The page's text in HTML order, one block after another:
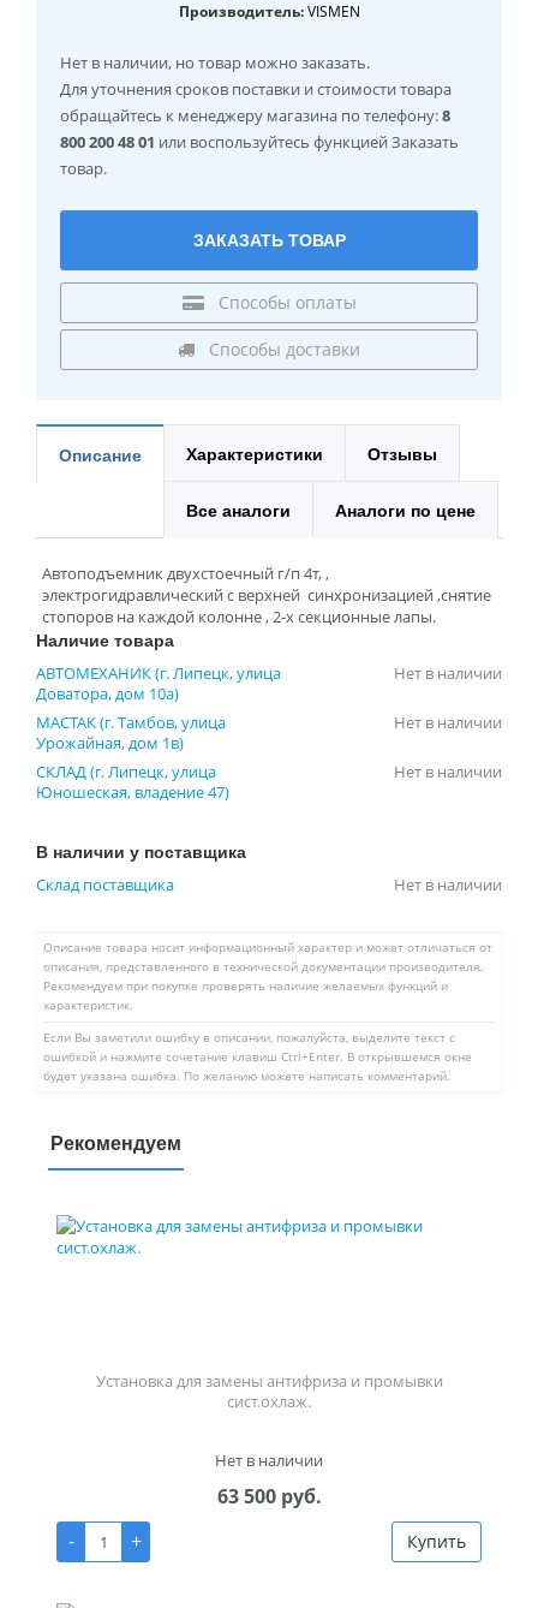
Производитель:VISMEN
Нет в наличии, но товар можно заказать.
Для уточнения сроков поставки и стоимости товара
обращайтесь к менеджеру магазина по телефону:8
800 200 48 01 или воспользуйтесь функцией Заказать
товар.
ЗАКАЗАТЬ ТОВАР
Способы оплаты
Способы доставки
Описание Характеристики Отзывы
Все аналоги Аналоги по цене
Автоподъемник двухстоечный г/п 4т, ,
электрогидравлический с верхней синхронизацией ,снятие
стопоров на каждой колонне , 2-х секционные лапы.
Наличие товара
АВТОМЕХАНИК (г. Липецк, улица
Доватора, дом 10а)
Нет в наличии
МАСТАК (г. Тамбов, улица
Урожайная, дом 1в)
Нет в наличии
СКЛАД (г. Липецк, улица
Юношеская, владение 47)
Нет в наличии
В наличии у поставщика
Склад поставщика Нет в наличии
Описание товара носит информационный характер и может отличаться от
описания, представленного в технической документации производителя.
Рекомендуем при покупке проверять наличие желаемых функций и
характеристик.
Если Вы заметили ошибку в описании, пожалуйста, выделите текст с
ошибкой и нажмите сочетание клавиш Ctrl+Enter. В открывшемся окне
будет указана ошибка. По желанию можете написать комментарий.
Рекомендуем
Установка для замены антифриза и промывки
сист.охлаж.
Нет в наличии
63 500 руб.
-
+ Купить